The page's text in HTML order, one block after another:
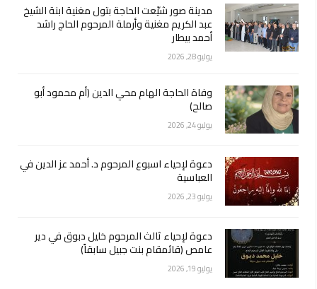
مدينة صور شيّعت الحاجة بتول مغنية ابنة الشيخ
عبد الكريم مغنية وأرملة المرحوم الحاج راشد
أحمد بيطار
يوليو 28, 2026
وفاة الحاجة الهام محي الدين (أم محمود أبو
صالح)
يوليو 24, 2026
دعوة لإحياء اسبوع المرحوم د. أحمد عز الدين في
العباسية
يوليو 23, 2026
دعوة لإحياء ثالث المرحوم خليل دبوق في دير
عامص (قائمقام بنت جبيل سابقاً)
يوليو 19, 2026